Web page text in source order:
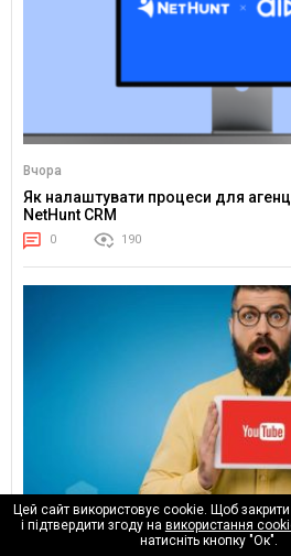
Вчора
Як налаштувати процеси для
NetHunt CRM
0 190
Цей сайт використовує cookie. Щоб
і підтвердити згоду на використання
натисніть кнопку "Ок".